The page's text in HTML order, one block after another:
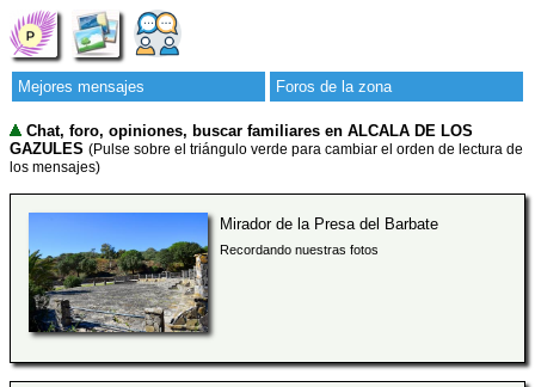
Mejores mensajes Foros de la zona
Chat, foro, opiniones, buscar familiares en ALCALA DE LOS
GAZULES (Pulse sobre el triángulo verde para cambiar el orden de lectura de
los mensajes)
Mirador de la Presa del Barbate
Recordando nuestras fotos